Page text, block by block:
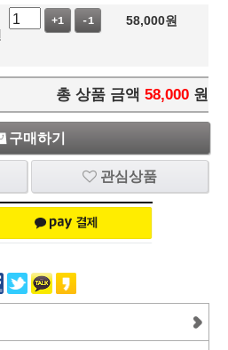
+1 -1 58,000원
총 상품 금액 58,000 원
구매하기
관심상품